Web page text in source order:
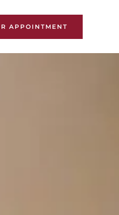
APPOINTMENT